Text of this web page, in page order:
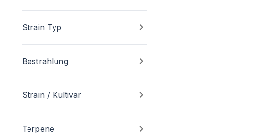
Strain Typ
Bestrahlung
Strain / Kultivar
Terpene